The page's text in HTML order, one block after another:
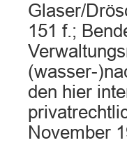
Glaser/
151 f.;
(wasser-
den hier
November